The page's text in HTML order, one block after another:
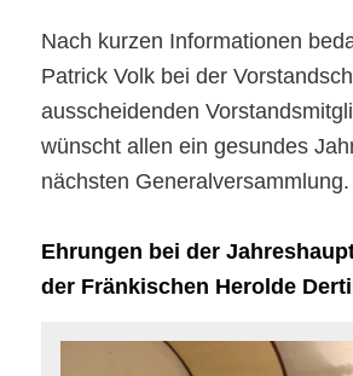
Nach kurzen Informationen
Patrick Volk bei der
ausscheidenden
wünscht allen ein gesundes
nächsten Generalversammlung.
Ehrungen bei der
der Fränkischen Herolde